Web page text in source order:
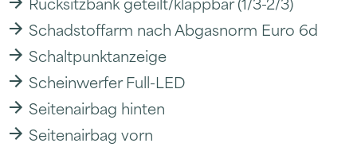
Schadstoffarm nach Abgasnorm Euro 6d
Schaltpunktanzeige
Scheinwerfer Full-LED
Seitenairbag hinten
Seitenairbag vorn